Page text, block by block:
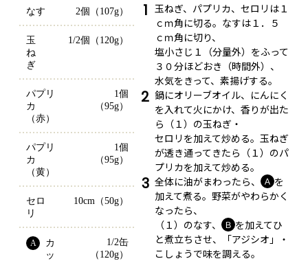
なす 2個（107g）
玉
ね
ぎ
1/2個（120g）
パプリ
カ
（赤）
1個
（95g）
パプリ
カ
（黄）
1個
（95g）
セロ
リ
10cm（50g）
A
カ
ッ
1/2缶
（120g）
1 玉ねぎ、パプリカ、セロリは１
ｃｍ角に切る。なすは１．５
ｃｍ角に切り、
塩小さじ１（分量外）をふって
３０分ほどおき（時間外）、
水気をきって、素揚げする。
2 鍋にオリーブオイル、にんにく
を入れて火にかけ、香りが出た
ら（１）の玉ねぎ・
セロリを加えて炒める。玉ねぎ
が透き通ってきたら（１）のパ
プリカを加えて炒める。
3 全体に油がまわったら、 Ａ を
加えて煮る。野菜がやわらかく
なったら、
（１）のなす、
Ｂ を加えてひ
と煮立ちさせ、「アジシオ」・
こしょうで味を調える。